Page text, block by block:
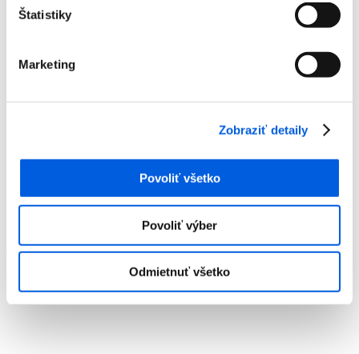
Štatistiky
Marketing
Zobraziť detaily
Povoliť všetko
Povoliť výber
Odmietnuť všetko
Pánska móda
Doplnky
O nás
Produkty
Dlhé
Jeansy dámske - Tom Tailor
Jeansy dámske - Tom Tailor